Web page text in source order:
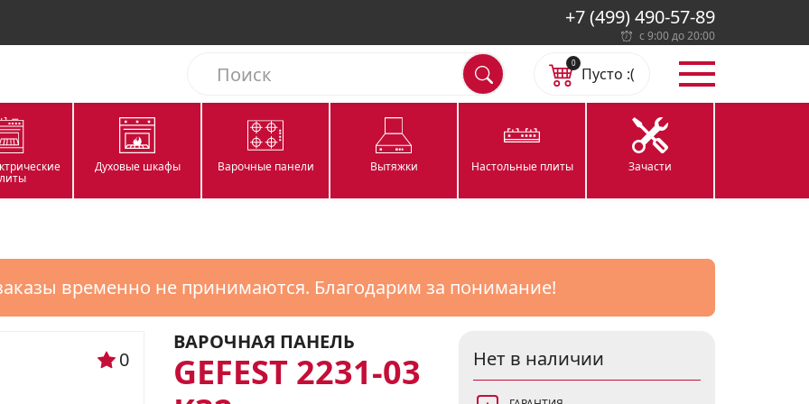
+7 (499) 490-57-89
с 9:00 до 20:00
Пусто :(
0
Духовые шкафы Варочные панели Вытяжки Настольные плиты Зачасти
временно не принимаются. Благодарим за понимание!
ВАРОЧНАЯ ПАНЕЛЬ
GEFEST 2231-03
0 Нет в наличии